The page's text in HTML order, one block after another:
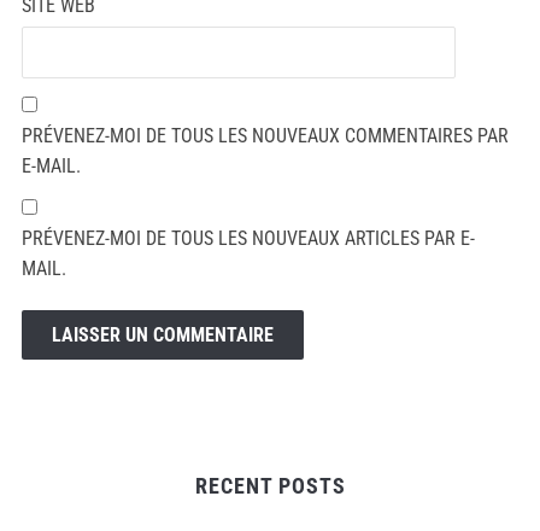
SITE WEB
PRÉVENEZ-MOI DE TOUS LES NOUVEAUX COMMENTAIRES PAR
E-MAIL.
PRÉVENEZ-MOI DE TOUS LES NOUVEAUX ARTICLES PAR E-
MAIL.
RECENT POSTS